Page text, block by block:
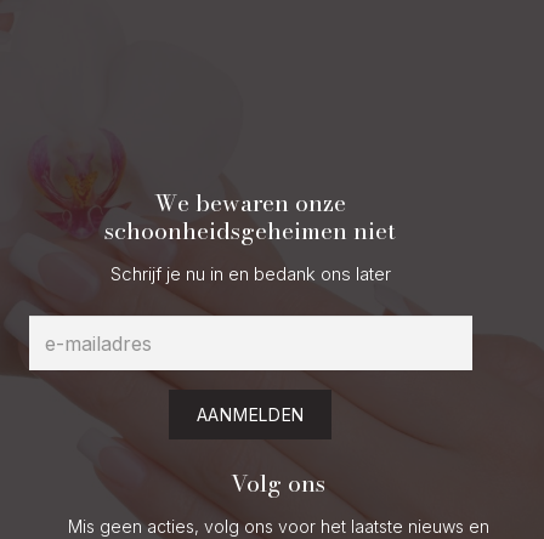
We bewaren onze
schoonheidsgeheimen niet
Schrijf je nu in en bedank ons later
AANMELDEN
Volg ons
Mis geen acties, volg ons voor het laatste nieuws en